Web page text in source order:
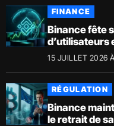
FINANCE
Binance fête
d’utilisateurs
15 JUILLET 2026
RÉGULATION
Binance
le retrait de